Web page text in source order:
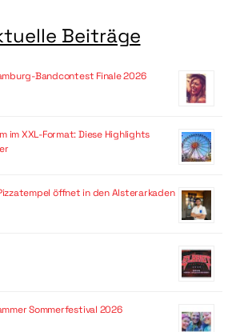
Beiträge
Bandcontest Finale 2026
im XXL-Format: Diese Highlights
öffnet in den Alsterarkaden
Sommerfestival 2026